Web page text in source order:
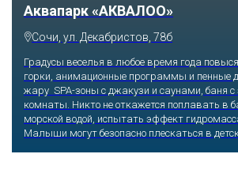
Аквапарк «АКВАЛОО»
Сочи, ул. Декабристов, 78б
Градусы веселья в любое время года
горки, анимационные программы и пенные
жару SPA-зоны с джакузи и саунами, баня
комнаты. Никто не откажется поплавать в
морской водой, испытать эффект
Малыши могут безопасно плескаться в